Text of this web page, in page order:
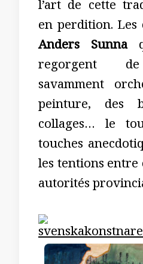
l’art de cette
en perdition. Les
Anders Sunna
regorgent
savamment
peinture, des
collages… le
touches
les tentions entre
autorités